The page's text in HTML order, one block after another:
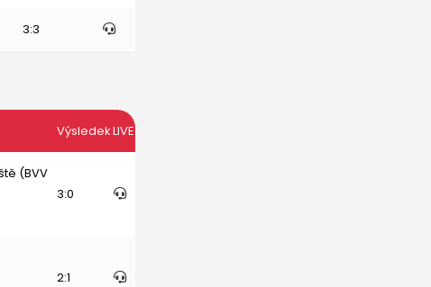
3:3
VýsledekLIVE
(BVV
3:0
2:1